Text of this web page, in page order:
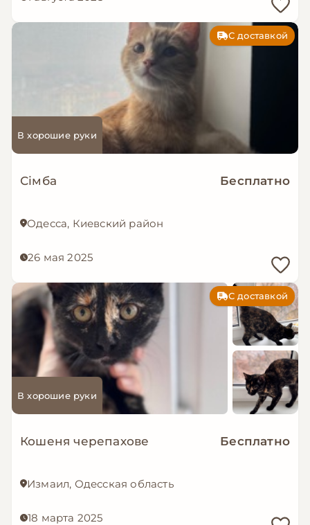
С доставкой
В хорошие руки
Сімба Бесплатно
Одесса, Киевский район
26 мая 2025
С доставкой
В хорошие руки
Кошеня черепахове Бесплатно
Измаил, Одесская область
18 марта 2025